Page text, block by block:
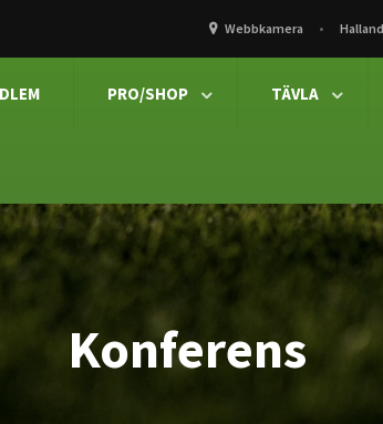
Webbkamera
PRO/SHOP  TÄVLA 
Konferens